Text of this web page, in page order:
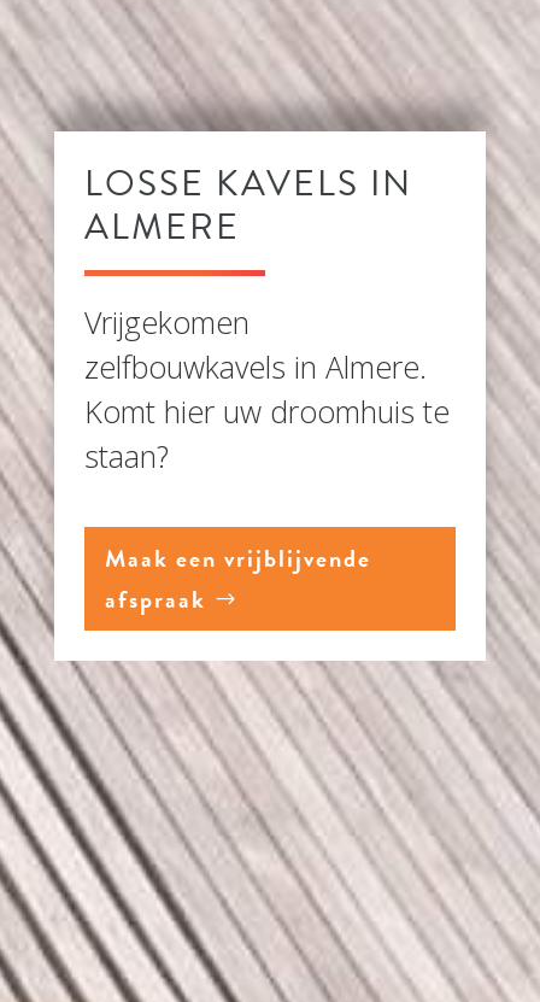
LOSSE KAVELS IN
ALMERE
Vrijgekomen
zelfbouwkavels in Almere.
Komt hier uw droomhuis te
staan?
Maak een vrijblijvende
afspraak